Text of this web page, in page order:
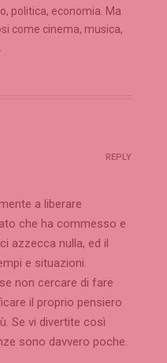
politica, economia. Ma
come cinema, musica,
a liberare
che ha commesso e
azzecca nulla, ed il
e situazioni.
non cercare di fare
il proprio pensiero
Se vi divertite così
sono davvero poche.
REPLY